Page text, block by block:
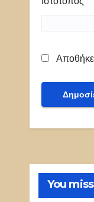
You